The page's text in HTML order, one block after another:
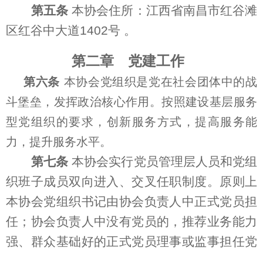
第五条 本协会住所：江西省南昌市红谷滩
区红谷中大道1402号 。
第二章 党建工作
第六条 本协会党组织是党在社会团体中的战
斗堡垒，发挥政治核心作用。按照建设基层服务
型党组织的要求，创新服务方式，提高服务能
力，提升服务水平。
第七条 本协会实行党员管理层人员和党组
织班子成员双向进入、交叉任职制度。原则上
本协会党组织书记由协会负责人中正式党员担
任；协会负责人中没有党员的，推荐业务能力
强、群众基础好的正式党员理事或监事担任党